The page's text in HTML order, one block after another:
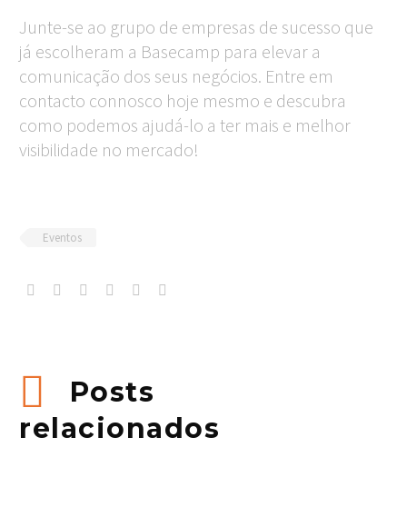
Junte-se ao grupo de empresas de sucesso que
já escolheram a Basecamp para elevar a
comunicação dos seus negócios. Entre em
contacto connosco hoje mesmo e descubra
como podemos ajudá-lo a ter mais e melhor
visibilidade no mercado!
Eventos
Posts
relacionados